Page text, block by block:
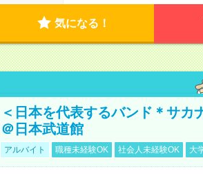
気になる！
＜日本を代表するバンド＊サカ
＠日本武道館
アルバイト 職種未経験OK 社会人未経験OK 大